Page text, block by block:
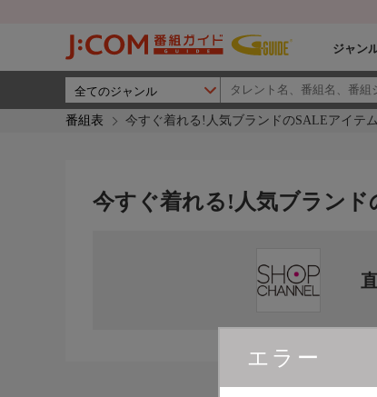
ジャン
番組表 今すぐ着れる!人気ブランドのSALEアイテ
エラー
今すぐ着れる!人気ブラン